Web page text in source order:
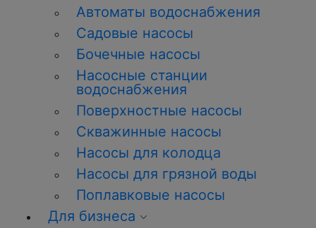
Автоматы водоснабжения
Садовые насосы
Бочечные насосы
Насосные станции
водоснабжения
Поверхностные насосы
Скважинные насосы
Насосы для колодца
Насосы для грязной воды
Поплавковые насосы
Для бизнеса